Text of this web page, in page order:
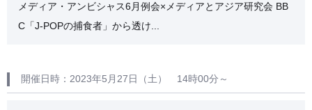
メディア・アンビシャス6月例会×メディアとアジア研究会 BB
C「J-POPの捕食者」から透け...
開催日時：2023年5月27日（土） 14時00分～